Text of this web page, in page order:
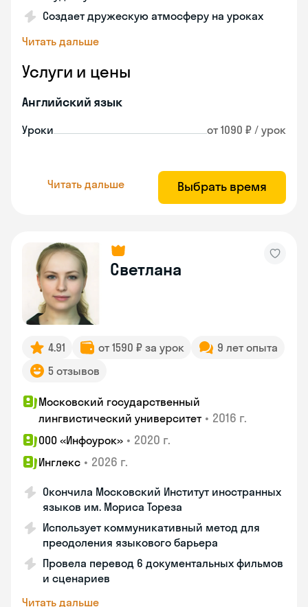
Создает дружескую атмосферу на уроках
Читать дальше
Услуги и цены
Английский язык
Уроки от 1090 ₽ / урок
Читать дальше Выбрать время
Светлана
4.91 от 1590 ₽ за урок
9 лет опыта
5 отзывов
Московский государственный
лингвистический университет • 2016 г.
ООО «Инфоурок» • 2020 г.
Инглекс • 2026 г.
Окончила Московский Институт иностранных
языков им. Мориса Тореза
Использует коммуникативный метод для
преодоления языкового барьера
Провела перевод 6 документальных фильмов
и сценариев
Читать дальше